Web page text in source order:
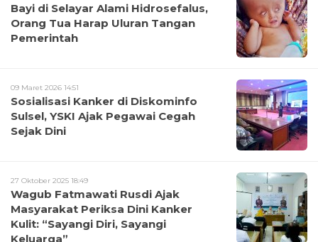
Bayi di Selayar Alami Hidrosefalus,
Orang Tua Harap Uluran Tangan
Pemerintah
09 Maret 2026 14:51
Sosialisasi Kanker di Diskominfo
Sulsel, YSKI Ajak Pegawai Cegah
Sejak Dini
27 Oktober 2025 18:49
Wagub Fatmawati Rusdi Ajak
Masyarakat Periksa Dini Kanker
Kulit: “Sayangi Diri, Sayangi
Keluarga”